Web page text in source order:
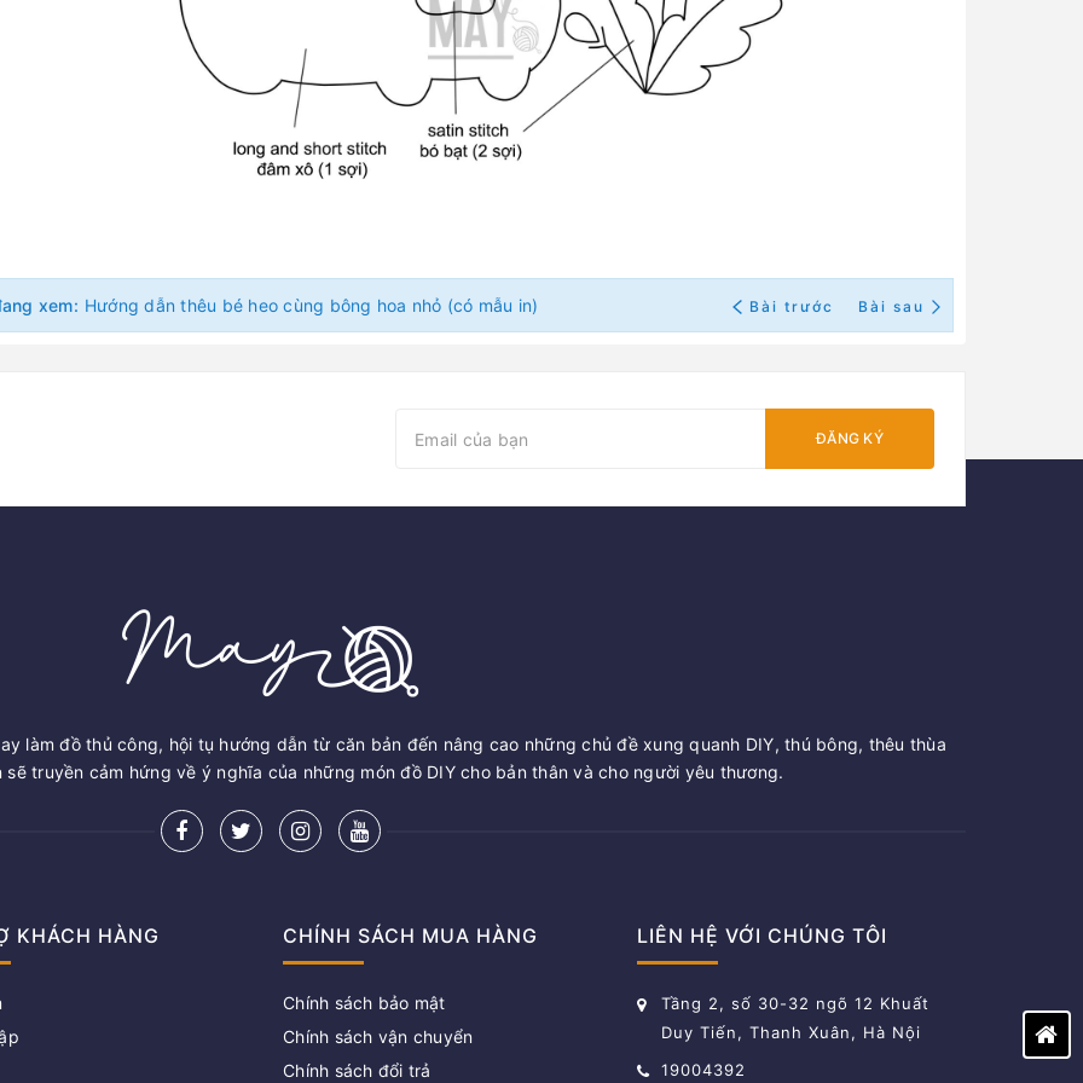
xem: Hướng dẫn thêu bé heo cùng bông hoa nhỏ (có mẫu in) Bài trước Bài sau
ĐĂNG KÝ
làm đồ thủ công, hội tụ hướng dẫn từ căn bản đến nâng cao những chủ đề xung quanh DIY, thú bông, thêu thùa
sẽ truyền cảm hứng về ý nghĩa của những món đồ DIY cho bản thân và cho người yêu thương.
KHÁCH HÀNG CHÍNH SÁCH MUA HÀNG
Chính sách bảo mật
Chính sách vận chuyển
Chính sách đổi trả
LIÊN HỆ VỚI CHÚNG TÔI
Tầng 2, số 30-32 ngõ 12 Khuất
Duy Tiến, Thanh Xuân, Hà Nội
19004392